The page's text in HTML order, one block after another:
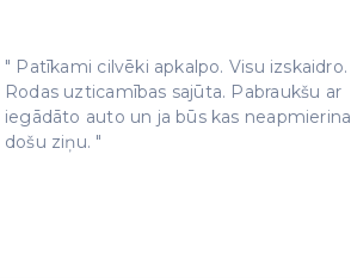
Patīkami cilvēki apkalpo. Visu izskaidro.
Rodas uzticamības sajūta. Pabraukšu ar
iegādāto auto un ja būs kas
došu ziņu.